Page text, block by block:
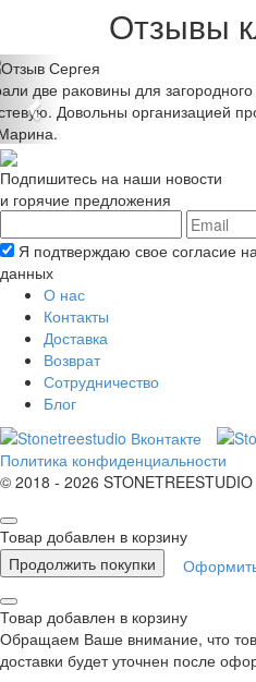
Отзывы
две раковины для
Довольны организацией
Previous
Подпишитесь на наши новости
и горячие предложения
Я подтверждаю свое согласие
данных
О нас
Контакты
Доставка
Возврат
Сотрудничество
Блог
Политика конфиденциальности
© 2018 - 2026
Товар добавлен в корзину
Продолжить покупки
Товар добавлен в корзину
Обращаем Ваше внимание, что
доставки будет уточнен после